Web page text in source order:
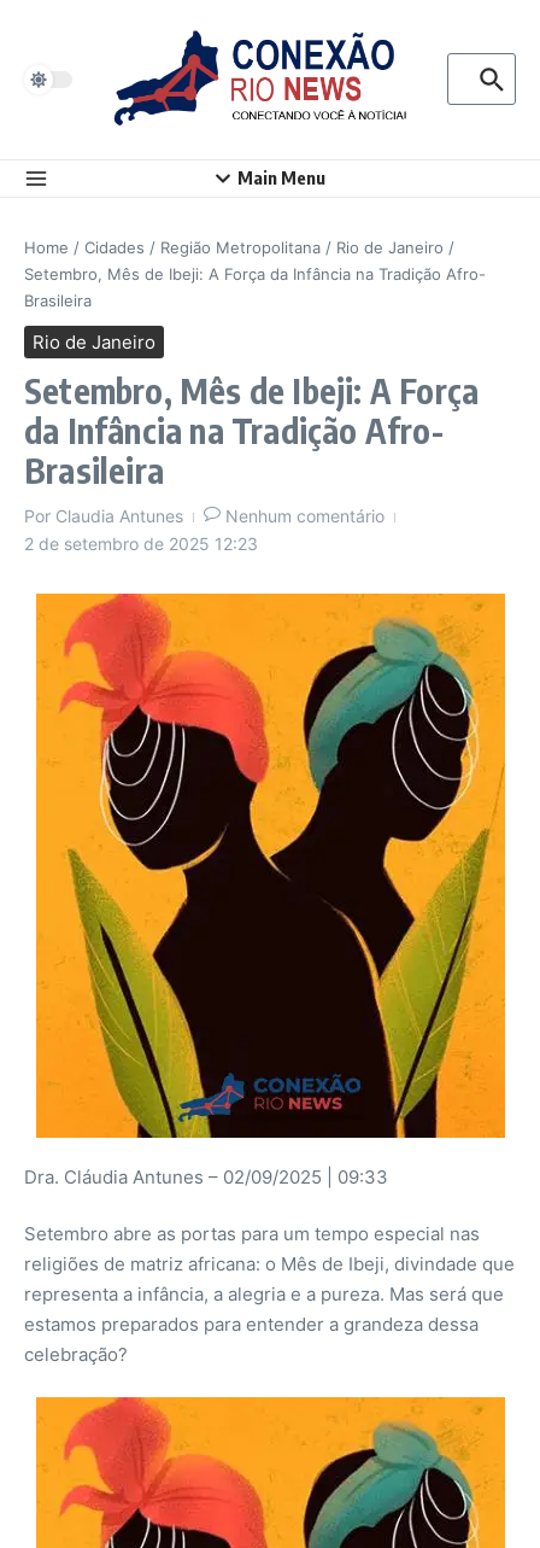
Procurar
Main Menu
Home / Cidades / Região Metropolitana / Rio de Janeiro /
Setembro, Mês de Ibeji: A Força da Infância na Tradição Afro-
Brasileira
Rio de Janeiro
Setembro, Mês de Ibeji: A Força
da Infância na Tradição Afro-
Brasileira
Por Claudia Antunes
Nenhum comentário
2 de setembro de 2025 12:23
Dra. Cláudia Antunes – 02/09/2025 | 09:33
Setembro abre as portas para um tempo especial nas
religiões de matriz africana: o Mês de Ibeji, divindade que
representa a infância, a alegria e a pureza. Mas será que
estamos preparados para entender a grandeza dessa
celebração?